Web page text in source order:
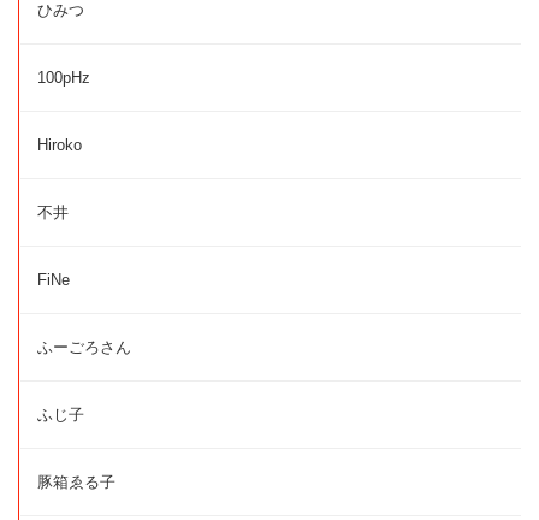
ひみつ
100pHz
Hiroko
不井
FiNe
ふーごろさん
ふじ子
豚箱ゑる子